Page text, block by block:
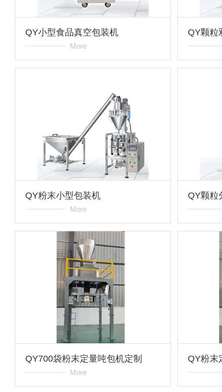
QY小型食品真空包装机
More
QY颗粒
QY粉末小型包装机
More
QY颗粒
QY700袋粉末定量吨包机定制
More
QY粉末